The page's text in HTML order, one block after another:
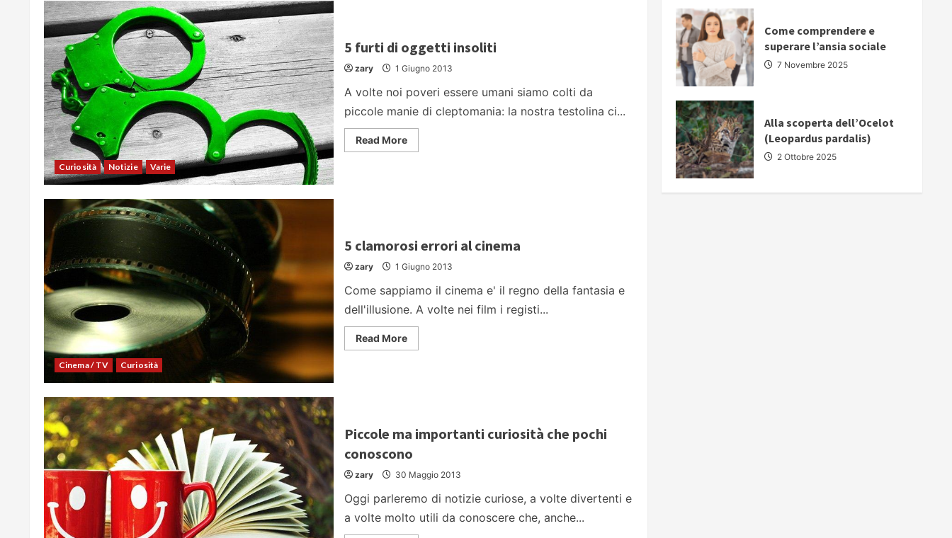
moderne
Curiosità Notizie Varie
5 furti di oggetti insoliti
zary 1 Giugno 2013
A volte noi poveri essere umani siamo colti da
piccole manie di cleptomania: la nostra testolina ci...
Read MoreRead
more
Cinema / TV Curiosità
5 clamorosi errori al cinema
zary 1 Giugno 2013
Come sappiamo il cinema e' il regno della fantasia e
dell'illusione. A volte nei film i registi...
Read MoreRead
more
Piccole ma importanti curiosità che pochi
conoscono
zary 30 Maggio 2013
Oggi parleremo di notizie curiose, a volte divertenti e
a volte molto utili da conoscere che, anche...
Come comprendere e
superare l’ansia sociale
7 Novembre 2025
Alla scoperta dell’Ocelot
(Leopardus pardalis)
2 Ottobre 2025